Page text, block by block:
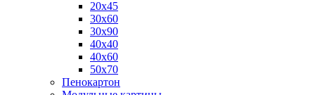
20х45
30х60
30х90
40х40
40х60
50х70
Пенокартон